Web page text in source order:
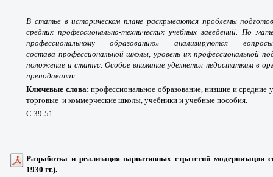
В статье в историческом плане раскрываются проблемы
средних профессионально-технических учебных заведений. По
профессиональному образованию» анализируются
состава профессиональной школы, уровень их профессиональной
положение и статус. Особое внимание уделяется недостаткам в
преподавания.
Ключевые слова: профессиональное образование, низшие и средние
торговые и коммерческие школы, учебники и учебные пособия.
С.39-51
Разработка и реализация вариативных стратегий модернизации
1930 гг.).